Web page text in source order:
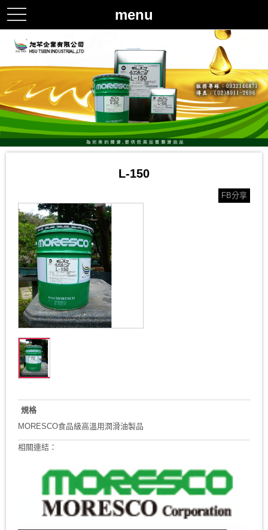
menu
toggle
navigation
L-150
FB分享
規格
MORESCO食品級高溫用潤滑油製品
相關連結：